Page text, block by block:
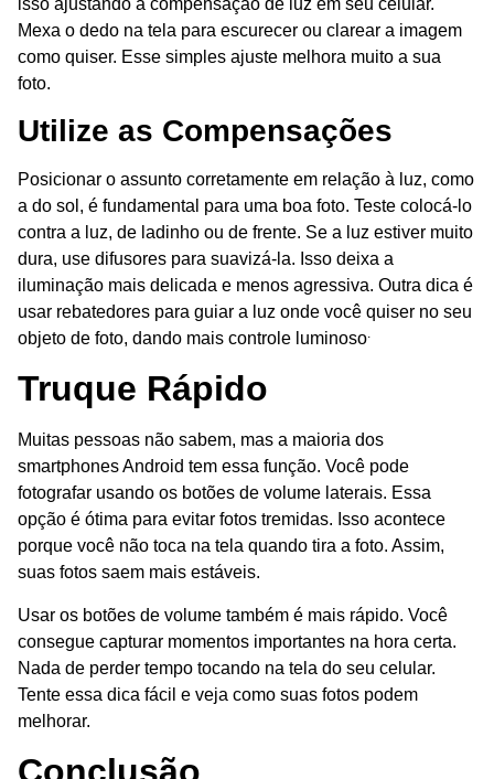
Mexa o dedo na tela para escurecer ou clarear a imagem
como quiser. Esse simples ajuste melhora muito a sua
foto.
Utilize as Compensações
Posicionar o assunto corretamente em relação à luz, como
a do sol, é fundamental para uma boa foto. Teste colocá-lo
contra a luz, de ladinho ou de frente. Se a luz estiver muito
dura, use difusores para suavizá-la. Isso deixa a
iluminação mais delicada e menos agressiva. Outra dica é
usar rebatedores para guiar a luz onde você quiser no seu
objeto de foto, dando mais controle luminoso.
Truque Rápido
Muitas pessoas não sabem, mas a maioria dos
smartphones Android tem essa função. Você pode
fotografar usando os botões de volume laterais. Essa
opção é ótima para evitar fotos tremidas. Isso acontece
porque você não toca na tela quando tira a foto. Assim,
suas fotos saem mais estáveis.
Usar os botões de volume também é mais rápido. Você
consegue capturar momentos importantes na hora certa.
Nada de perder tempo tocando na tela do seu celular.
Tente essa dica fácil e veja como suas fotos podem
melhorar.